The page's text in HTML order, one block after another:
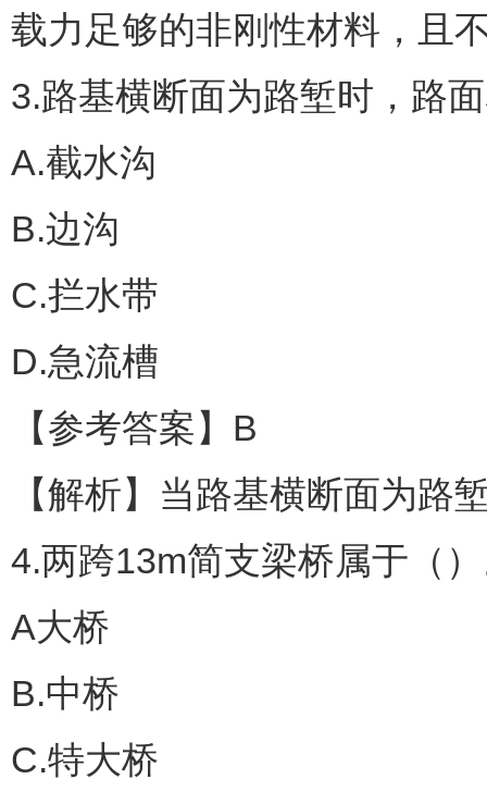
载力足够的非刚性材料，且
3.路基横断面为路堑时，路
A.截水沟
B.边沟
C.拦水带
D.急流槽
【参考答案】B
【解析】当路基横断面为路
4.两跨13m简支梁桥属于（
A大桥
B.中桥
C.特大桥